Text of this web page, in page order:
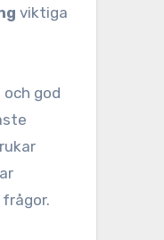
viktiga
god